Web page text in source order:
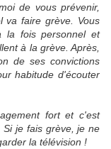
de vous prévenir,
va faire grève. Vous
la fois personnel et
à la grève. Après,
de ses convictions
habitude d'écouter
fort et c'est
Si je fais grève, je ne
la télévision !